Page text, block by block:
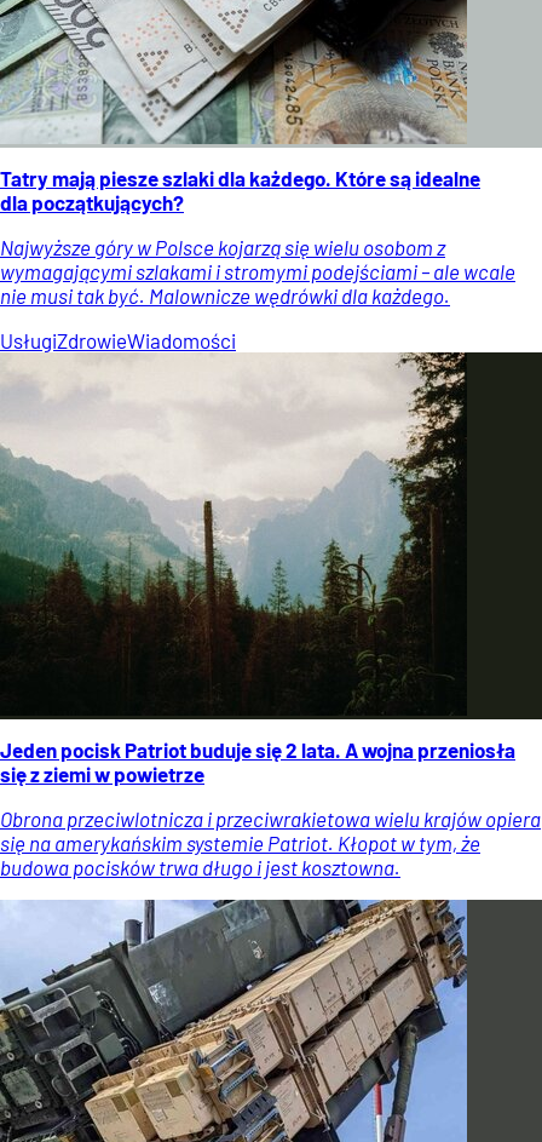
Tatry mają piesze szlaki dla każdego. Które są idealne
dla początkujących?
Najwyższe góry w Polsce kojarzą się wielu osobom z
wymagającymi szlakami i stromymi podejściami – ale wcale
nie musi tak być. Malownicze wędrówki dla każdego.
UsługiZdrowieWiadomości
Jeden pocisk Patriot buduje się 2 lata. A wojna przeniosła
się z ziemi w powietrze
Obrona przeciwlotnicza i przeciwrakietowa wielu krajów opiera
się na amerykańskim systemie Patriot. Kłopot w tym, że
budowa pocisków trwa długo i jest kosztowna.